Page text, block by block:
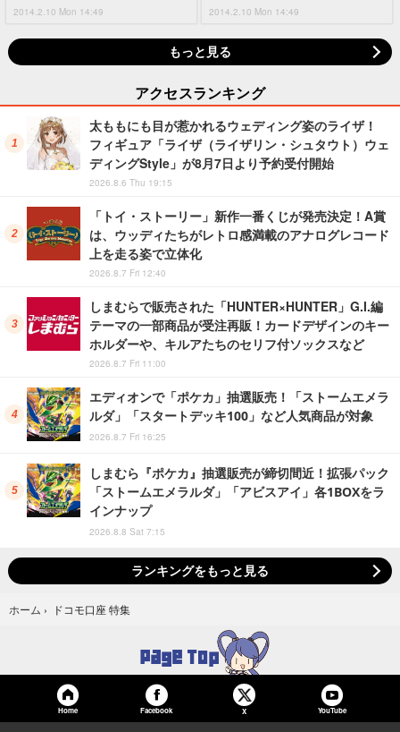
2014.2.10 Mon 14:49 2014.2.10 Mon 14:49
もっと見る
アクセスランキング
太ももにも目が惹かれるウェディング姿のライザ！
フィギュア「ライザ（ライザリン・シュタウト）ウェ
ディングStyle」が8月7日より予約受付開始
2026.8.6 Thu 19:15
「トイ・ストーリー」新作一番くじが発売決定！A賞
は、ウッディたちがレトロ感満載のアナログレコード
上を走る姿で立体化
2026.8.7 Fri 12:40
しまむらで販売された「HUNTER×HUNTER」G.I.編
テーマの一部商品が受注再販！カードデザインのキー
ホルダーや、キルアたちのセリフ付ソックスなど
2026.8.7 Fri 11:00
エディオンで「ポケカ」抽選販売！「ストームエメラ
ルダ」「スタートデッキ100」など人気商品が対象
2026.8.7 Fri 16:25
しまむら『ポケカ』抽選販売が締切間近！拡張パック
「ストームエメラルダ」「アビスアイ」各1BOXをラ
インナップ
2026.8.8 Sat 7:15
ランキングをもっと見る
ホーム › ドコモ口座 特集
Home Facebook X YouTube